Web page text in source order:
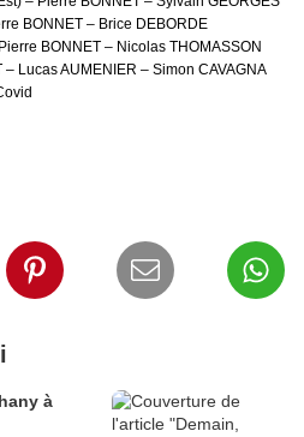
BONNET – Brice DEBORDE
BONNET – Nicolas THOMASSON
Lucas AUMENIER – Simon CAVAGNA
à